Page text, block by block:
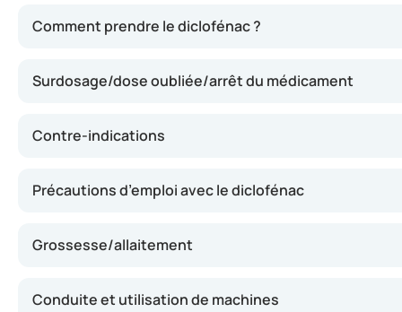
Le diclofénac agit en inhibant la synthèse des
Comment prendre le diclofénac ?
Surdosage/dose oubliée/arrêt du médicament
Contre-indications
Précautions d’emploi avec le diclofénac
Grossesse/allaitement
Conduite et utilisation de machines